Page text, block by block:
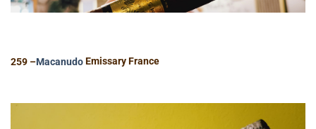
259 –Macanudo Emissary France